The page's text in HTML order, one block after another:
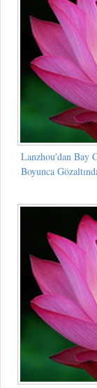
Lanzhou'dan Bay
Boyunca